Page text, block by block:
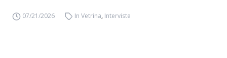
07/21/2026 In Vetrina, Interviste